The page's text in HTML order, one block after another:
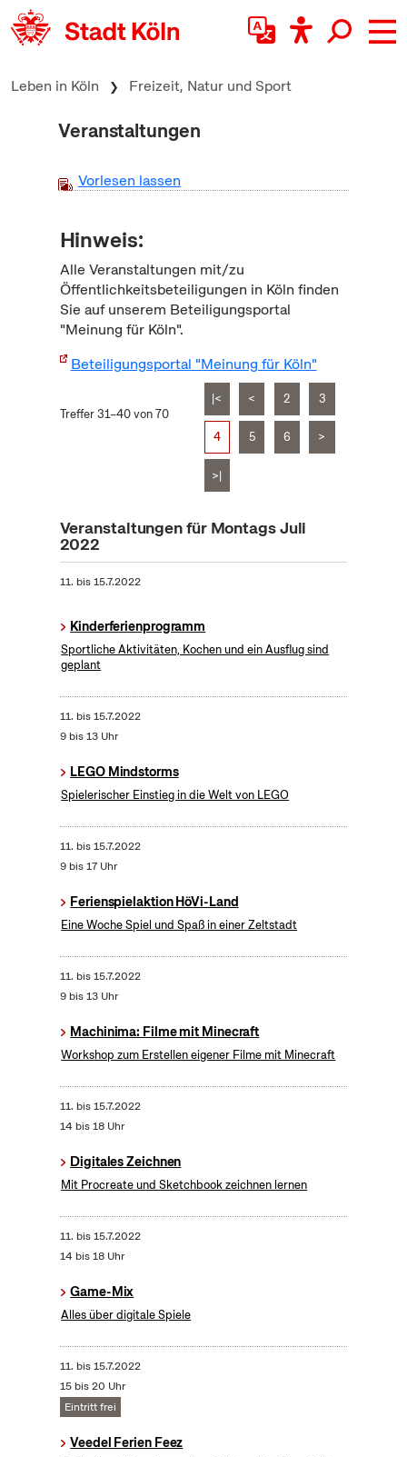
zum Inhalt springen
Leben in Köln Freizeit, Natur und Sport
Veranstaltungen
Vorlesen lassen
Hinweis:
Alle Veranstaltungen mit/zu
Öffentlichkeitsbeteiligungen in Köln finden
Sie auf unserem Beteiligungsportal
"Meinung für Köln".
Beteiligungsportal "Meinung für Köln"
Treffer 31–40 von 70
|< < 2 3
4 5 6 >
>|
Veranstaltungen für Montags Juli
2022
11. bis15.7.2022
Kinderferienprogramm
Sportliche Aktivitäten, Kochen und ein Ausflug sind
geplant
11. bis15.7.2022
9 bis 13 Uhr
LEGO Mindstorms
Spielerischer Einstieg in die Welt von LEGO
11. bis15.7.2022
9 bis 17 Uhr
Ferienspielaktion HöVi-Land
Eine Woche Spiel und Spaß in einer Zeltstadt
11. bis15.7.2022
9 bis 13 Uhr
Machinima: Filme mit Minecraft
Workshop zum Erstellen eigener Filme mit Minecraft
11. bis15.7.2022
14 bis 18 Uhr
Digitales Zeichnen
Mit Procreate und Sketchbook zeichnen lernen
11. bis15.7.2022
14 bis 18 Uhr
Game-Mix
Alles über digitale Spiele
11. bis15.7.2022
15 bis 20 Uhr
Eintritt frei
Veedel Ferien Feez